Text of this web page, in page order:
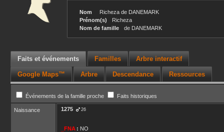
Nom Richeza de DANEMARK
Prénom(s)
Richeza
Nom de famille
de DANEMARK
Faits et événements Familles Arbre interactif
Google Maps™ Arbre Descendance Ressources
Événements de la famille proche Faits historiques
Naissance 1275 26
_FNA : NO